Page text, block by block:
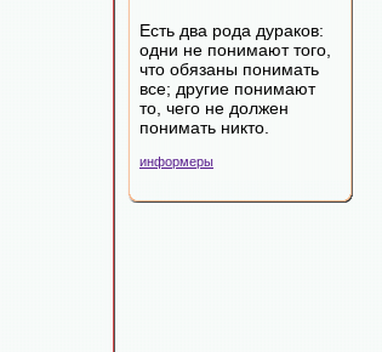
Есть два рода дураков:
одни не понимают того,
что обязаны понимать
все; другие понимают
то, чего не должен
понимать никто.
информеры